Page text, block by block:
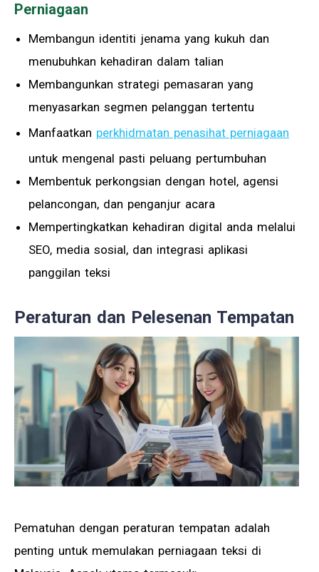
Perniagaan
Membangun identiti jenama yang kukuh dan
menubuhkan kehadiran dalam talian
Membangunkan strategi pemasaran yang
menyasarkan segmen pelanggan tertentu
Manfaatkan perkhidmatan penasihat perniagaan
untuk mengenal pasti peluang pertumbuhan
Membentuk perkongsian dengan hotel, agensi
pelancongan, dan penganjur acara
Mempertingkatkan kehadiran digital anda melalui
SEO, media sosial, dan integrasi aplikasi
panggilan teksi
Peraturan dan Pelesenan Tempatan
Pematuhan dengan peraturan tempatan adalah
penting untuk memulakan perniagaan teksi di